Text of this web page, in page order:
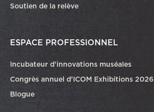
Soutien de la relève
ESPACE PROFESSIONNEL
Incubateur d’innovations muséales
Congrès annuel d’ICOM Exhibitions 2026
Blogue